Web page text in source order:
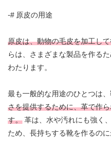
-# 原皮の用途
原皮は、動物の毛皮を加工し
らは、さまざまな製品を作る
わたります。
最も一般的な用途のひとつは、
さを提供するために、革で作
す。 革は、水や汚れにも強く
ため、長持ちする靴を作るのに